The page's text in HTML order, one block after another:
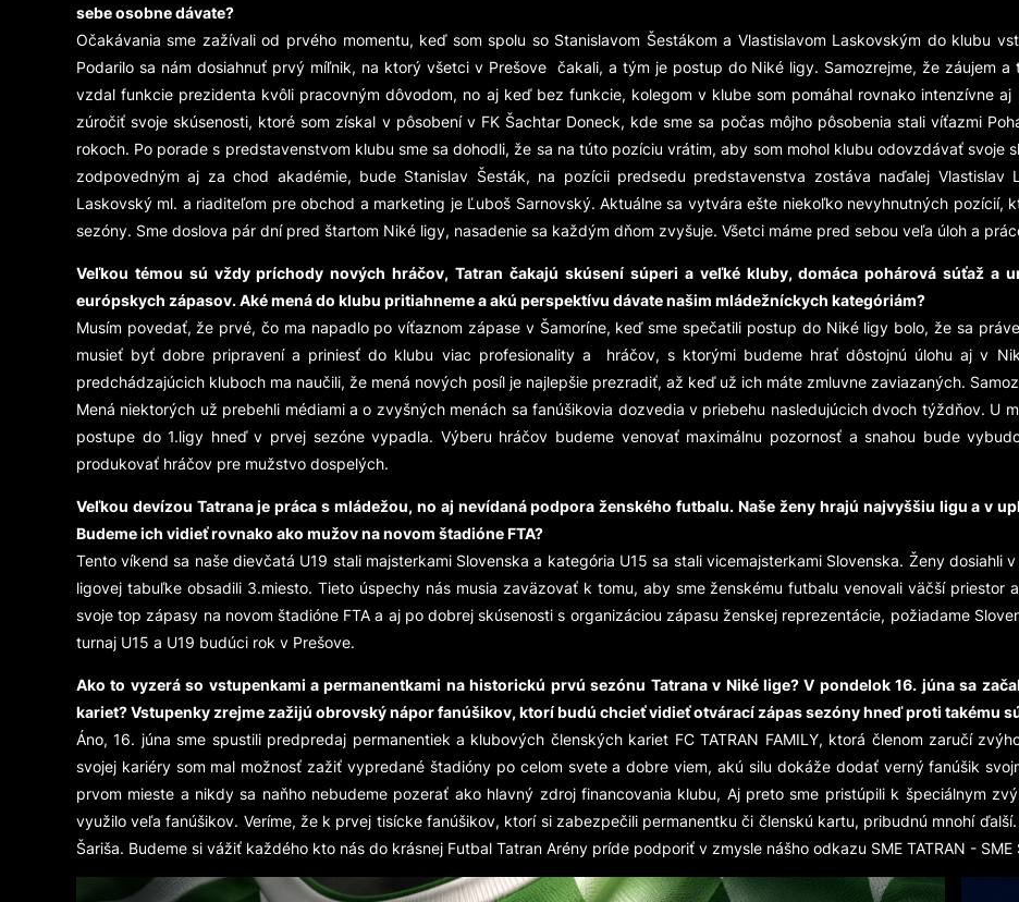
sebe osobne dávate?
Očakávania sme zažívali od prvého momentu, keď som spolu so Stanislavom Šestákom a Vlastislavom Laskovským do klubu
Podarilo sa nám dosiahnuť prvý míľnik, na ktorý všetci v Prešove čakali, a tým je postup do Niké ligy. Samozrejme, že záujem
vzdal funkcie prezidenta kvôli pracovným dôvodom, no aj keď bez funkcie, kolegom v klube som pomáhal rovnako intenzívne
zúročiť svoje skúsenosti, ktoré som získal v pôsobení v FK Šachtar Doneck, kde sme sa počas môjho pôsobenia stali víťazmi
rokoch. Po porade s predstavenstvom klubu sme sa dohodli, že sa na túto pozíciu vrátim, aby som mohol klubu odovzdávať svoje
zodpovedným aj za chod akadémie, bude Stanislav Šesták, na pozícii predsedu predstavenstva zostáva naďalej Vlastislav
Laskovský ml. a riaditeľom pre obchod a marketing je Ľuboš Sarnovský. Aktuálne sa vytvára ešte niekoľko nevyhnutných pozícií,
sezóny. Sme doslova pár dní pred štartom Niké ligy, nasadenie sa každým dňom zvyšuje. Všetci máme pred sebou veľa úloh a
Veľkou témou sú vždy príchody nových hráčov, Tatran čakajú skúsení súperi a veľké kluby, domáca pohárová súťaž a
európskych zápasov. Aké mená do klubu pritiahneme a akú perspektívu dávate našim mládežníckych kategóriám?
Musím povedať, že prvé, čo ma napadlo po víťaznom zápase v Šamoríne, keď sme spečatili postup do Niké ligy bolo, že sa
musieť byť dobre pripravení a priniesť do klubu viac profesionality a hráčov, s ktorými budeme hrať dôstojnú úlohu aj v
predchádzajúcich kluboch ma naučili, že mená nových posíl je najlepšie prezradiť, až keď už ich máte zmluvne zaviazaných.
Mená niektorých už prebehli médiami a o zvyšných menách sa fanúšikovia dozvedia v priebehu nasledujúcich dvoch týždňov. U
postupe do 1.ligy hneď v prvej sezóne vypadla. Výberu hráčov budeme venovať maximálnu pozornosť a snahou bude
produkovať hráčov pre mužstvo dospelých.
Veľkou devízou Tatrana je práca s mládežou, no aj nevídaná podpora ženského futbalu. Naše ženy hrajú najvyššiu ligu a v
Budeme ich vidieť rovnako ako mužov na novom štadióne FTA?
Tento víkend sa naše dievčatá U19 stali majsterkami Slovenska a kategória U15 sa stali vicemajsterkami Slovenska. Ženy dosiahli
ligovej tabuľke obsadili 3.miesto. Tieto úspechy nás musia zaväzovať k tomu, aby sme ženskému futbalu venovali väčší
svoje top zápasy na novom štadióne FTA a aj po dobrej skúsenosti s organizáciou zápasu ženskej reprezentácie, požiadame
turnaj U15 a U19 budúci rok v Prešove.
Ako to vyzerá so vstupenkami a permanentkami na historickú prvú sezónu Tatrana v Niké lige? V pondelok 16. júna sa
kariet? Vstupenky zrejme zažijú obrovský nápor fanúšikov, ktorí budú chcieť vidieť otvárací zápas sezóny hneď proti takému
Áno, 16. júna sme spustili predpredaj permanentiek a klubových členských kariet FC TATRAN FAMILY, ktorá členom zaručí
svojej kariéry som mal možnosť zažiť vypredané štadióny po celom svete a dobre viem, akú silu dokáže dodať verný fanúšik
prvom mieste a nikdy sa naňho nebudeme pozerať ako hlavný zdroj financovania klubu, Aj preto sme pristúpili k špeciálnym
využilo veľa fanúšikov. Veríme, že k prvej tisícke fanúšikov, ktorí si zabezpečili permanentku či členskú kartu, pribudnú mnohí
Šariša. Budeme si vážiť každého kto nás do krásnej Futbal Tatran Arény príde podporiť v zmysle nášho odkazu SME TATRAN - SME